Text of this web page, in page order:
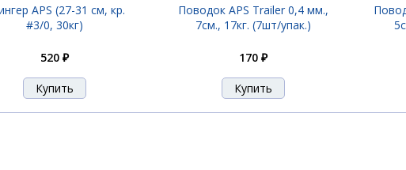
APS (27-31 см, кр.
#3/0, 30кг)
520 ₽
Поводок APS Trailer 0,4 мм.,
7см., 17кг. (7шт/упак.)
170 ₽